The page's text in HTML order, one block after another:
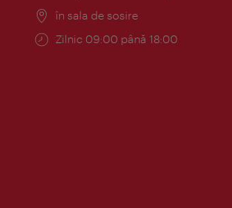
Locul:
în sala de sosire
Program:
Zilnic 09:00 până 18:00